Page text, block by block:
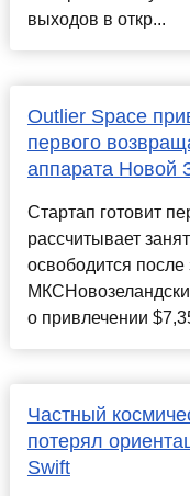
выходов в откр...
Outlier Space
первого
аппарата Новой
Стартап готовит
рассчитывает
освободится
о привлечении
Частный
потерял
Swift